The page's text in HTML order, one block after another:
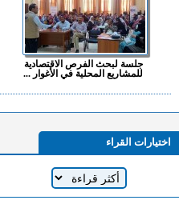
جلسة لبحث الفرص الاقتصادية
للمشاريع المحلية في الأغوار ...
اختيارات القراء